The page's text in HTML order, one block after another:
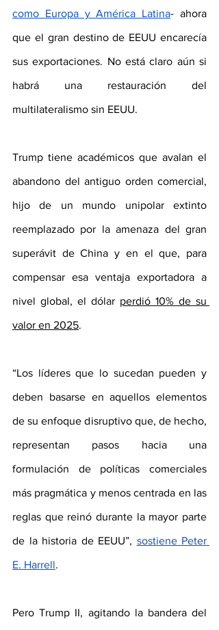
como Europa y América Latina- ahora
que el gran destino de EEUU encarecía
sus exportaciones. No está claro aún si
habrá una restauración del
multilateralismo sin EEUU.
Trump tiene académicos que avalan el
abandono del antiguo orden comercial,
hijo de un mundo unipolar extinto
reemplazado por la amenaza del gran
superávit de China y en el que, para
compensar esa ventaja exportadora a
nivel global, el dólar perdió 10% de su
valor en 2025.
“Los líderes que lo sucedan pueden y
deben basarse en aquellos elementos
de su enfoque disruptivo que, de hecho,
representan pasos hacia una
formulación de políticas comerciales
más pragmática y menos centrada en las
reglas que reinó durante la mayor parte
de la historia de EEUU”, sostiene Peter
E. Harrell.
Pero Trump II, agitando la bandera del